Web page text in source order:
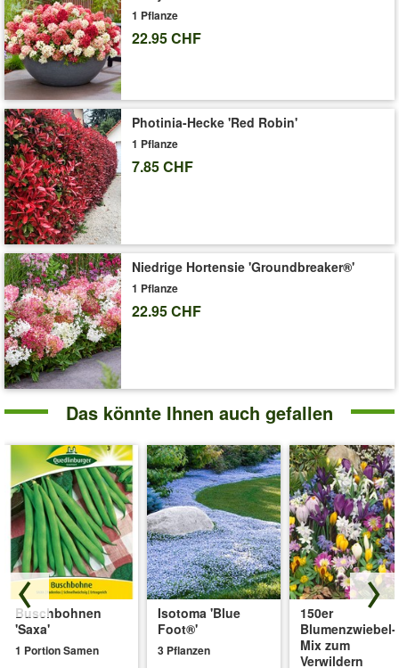
Pflanzabstand von 50 cm eingepflanzt werden. Die Hecke
Liguster Atrovirens überzeugt durch ihre Robustheit, schnellen
Wachstum & als schattenverträgliche Pflanze. (Ligustrum
vulgare Atrovirens)
Es werden 2,5 bis 3 Pflanzen pro Laufmeter benötigt.
Art.-Nr.:40058
Liefergrösse:9x9 cm-Topf, ca. 20-30 cm hoch
'Schwarzgrüner Liguster 'Atrovirens' 20 Pflanzen'
Pflege-Tipps
1 Pflanze
22.95 CHF
Photinia-Hecke 'Red Robin'
1 Pflanze
7.85 CHF
Niedrige Hortensie 'Groundbreaker®'
1 Pflanze
22.95 CHF
Das könnte Ihnen auch gefallen
Buschbohnen
'Saxa'
1 Portion Samen
Isotoma 'Blue
Foot®'
3 Pflanzen
150er
Blumenzwiebel-
Mix zum
Verwildern